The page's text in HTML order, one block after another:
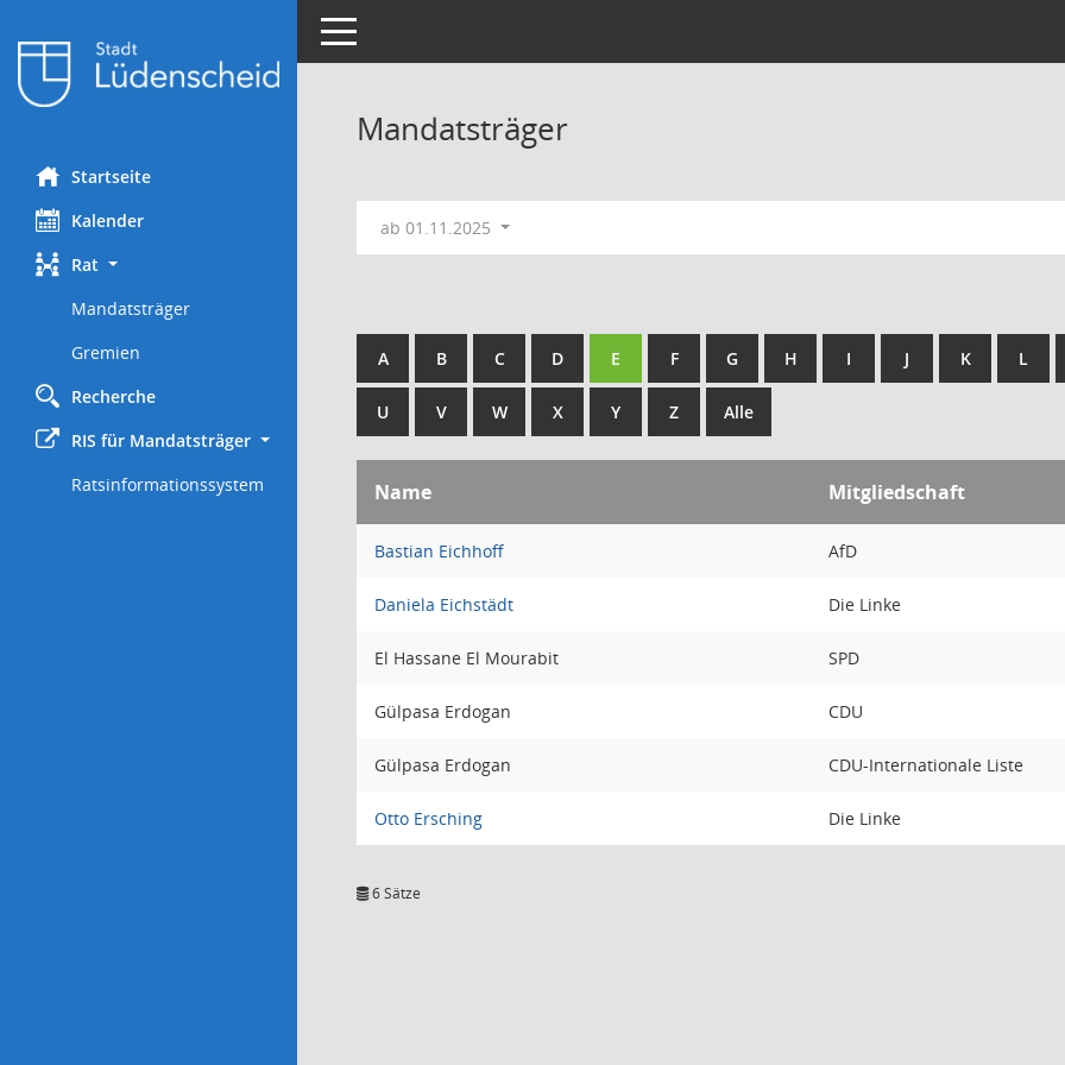
Startseite
Kalender
Rat
Mandatsträger
Gremien
Recherche
RIS für Mandatsträger
Ratsinformationssystem
Toggle navigation
Mandatsträger
ab 01.11.2025
A B C D E F G H I J K L
U V W X Y Z Alle
Name Mitgliedschaft
Bastian Eichhoff AfD
Daniela Eichstädt Die Linke
El Hassane El Mourabit SPD
Gülpasa Erdogan CDU
Gülpasa Erdogan CDU-Internationale Liste
Otto Ersching Die Linke
6 Sätze